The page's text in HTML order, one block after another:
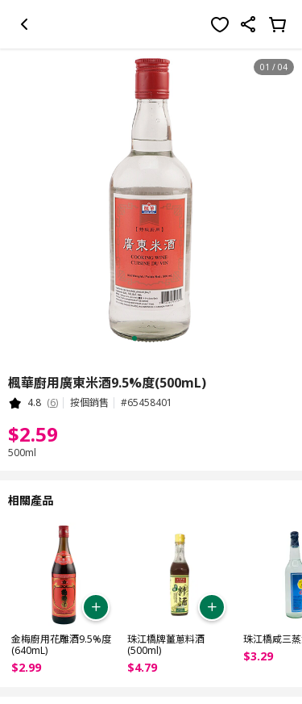
01 / 04
楓華廚用廣東米酒9.5%度(500mL)
4.8 (6) 按個銷售 #65458401
$2.59
500ml
相關產品
金梅廚用花雕酒9.5%度
(640mL)
$2.99
珠江橋牌薑蔥料酒
(500ml)
$4.79
珠江橋咸三蒸
$3.29